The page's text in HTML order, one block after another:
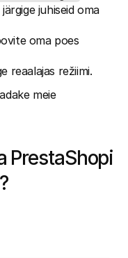
juhiseid oma
oma poes
reaalajas režiimi.
Üksikasjaliku juhendi saamiseks vaadake meie
PrestaShopi